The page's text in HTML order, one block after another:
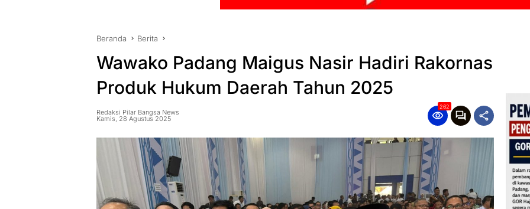
Beranda Berita
Wawako Padang Maigus Nasir Hadiri Rakornas
Produk Hukum Daerah Tahun 2025
Redaksi Pilar Bangsa News
Kamis, 28 Agustus 2025
262